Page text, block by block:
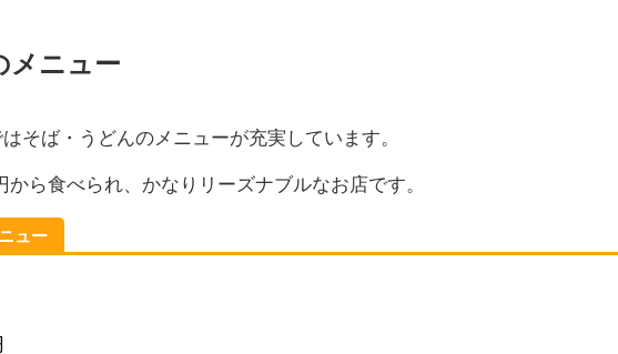
メニュー
そば・うどんのメニューが充実しています。
から食べられ、かなりリーズナブルなお店です。
ュー